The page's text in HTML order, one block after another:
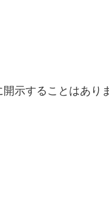
示することはあり